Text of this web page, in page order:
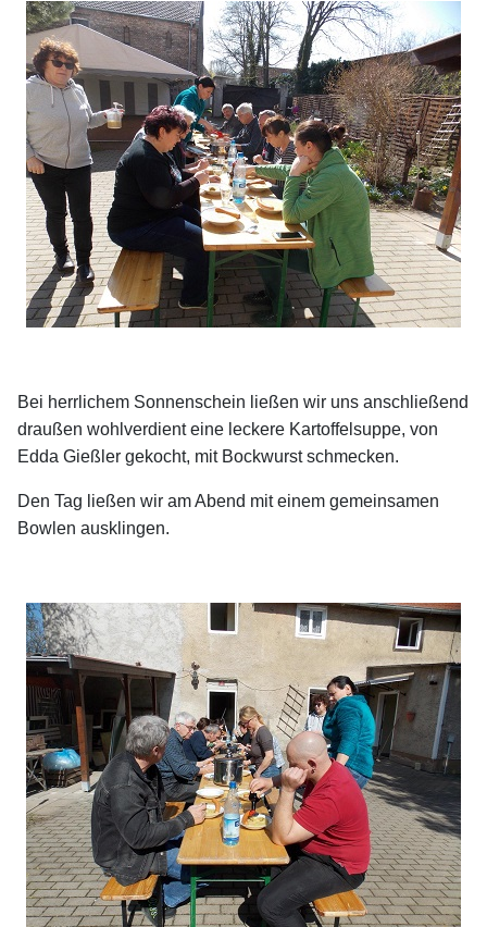
Bei herrlichem Sonnenschein ließen wir uns anschließend
draußen wohlverdient eine leckere Kartoffelsuppe, von
Edda Gießler gekocht, mit Bockwurst schmecken.
Den Tag ließen wir am Abend mit einem gemeinsamen
Bowlen ausklingen.